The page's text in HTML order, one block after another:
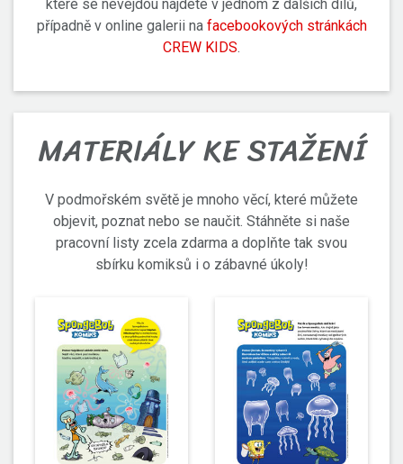
které se nevejdou najdete v jednom z dalších dílů,
případně v online galerii na facebookových stránkách
CREW KIDS.
MATERIÁLY KE STAŽENÍ
V podmořském světě je mnoho věcí, které můžete
objevit, poznat nebo se naučit. Stáhněte si naše
pracovní listy zcela zdarma a doplňte tak svou
sbírku komiksů i o zábavné úkoly!